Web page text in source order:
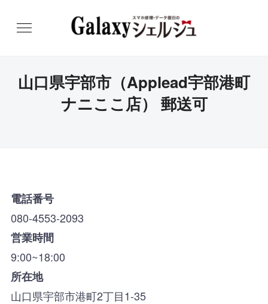
山口県宇部市（Applead宇部港町
ナニここ店） 郵送可
電話番号
080-4553-2093
営業時間
9:00~18:00
所在地
山口県宇部市港町2丁目1-35